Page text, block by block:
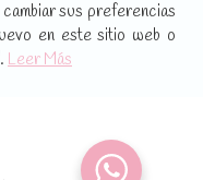
sus preferencias
en este sitio web o
Leer Más